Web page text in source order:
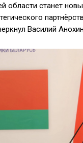
области станет
Василий